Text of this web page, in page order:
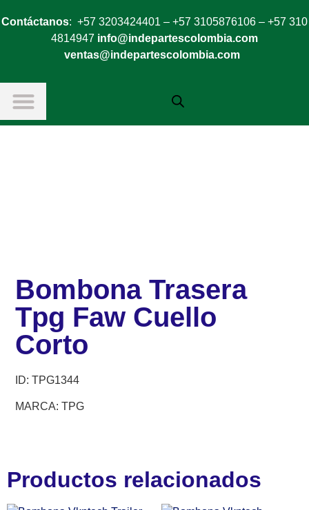
Contáctanos: +57 3203424401 – +57 3105876106 – +57 310
4814947 info@indepartescolombia.com
ventas@indepartescolombia.com
Bombona Trasera
Tpg Faw Cuello
Corto
ID: TPG1344
MARCA: TPG
Productos relacionados